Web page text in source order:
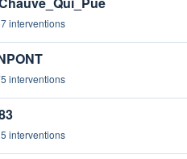
interventions
interventions
interventions